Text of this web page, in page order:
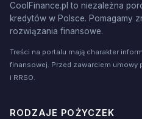
CoolFinance.pl to niezależna
kredytów w Polsce. Pomagamy
rozwiązania finansowe.
Treści na portalu mają charakter
finansowej. Przed zawarciem umowy
i RRSO.
RODZAJE POŻYCZEK